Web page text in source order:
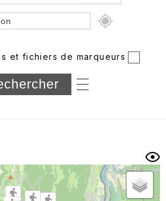
dossiers
et fichiers de marqueurs